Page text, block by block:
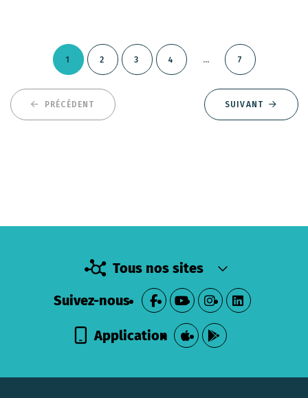
PRÉCÉDENT
1 2 3 4 ... 7
SUIVANT
Tous nos sites
Suivez-nous
Application